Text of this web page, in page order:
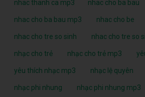
nhac thanh ca mp3 nhac cho ba bau
nhac cho ba bau mp3 nhac cho be
nhac cho tre so sinh nhac cho tre so
nhạc cho trẻ nhạc cho trẻ mp3
yêu thích nhạc mp3 nhạc lệ quyên
nhạc phi nhung nhạc phi nhung mp3